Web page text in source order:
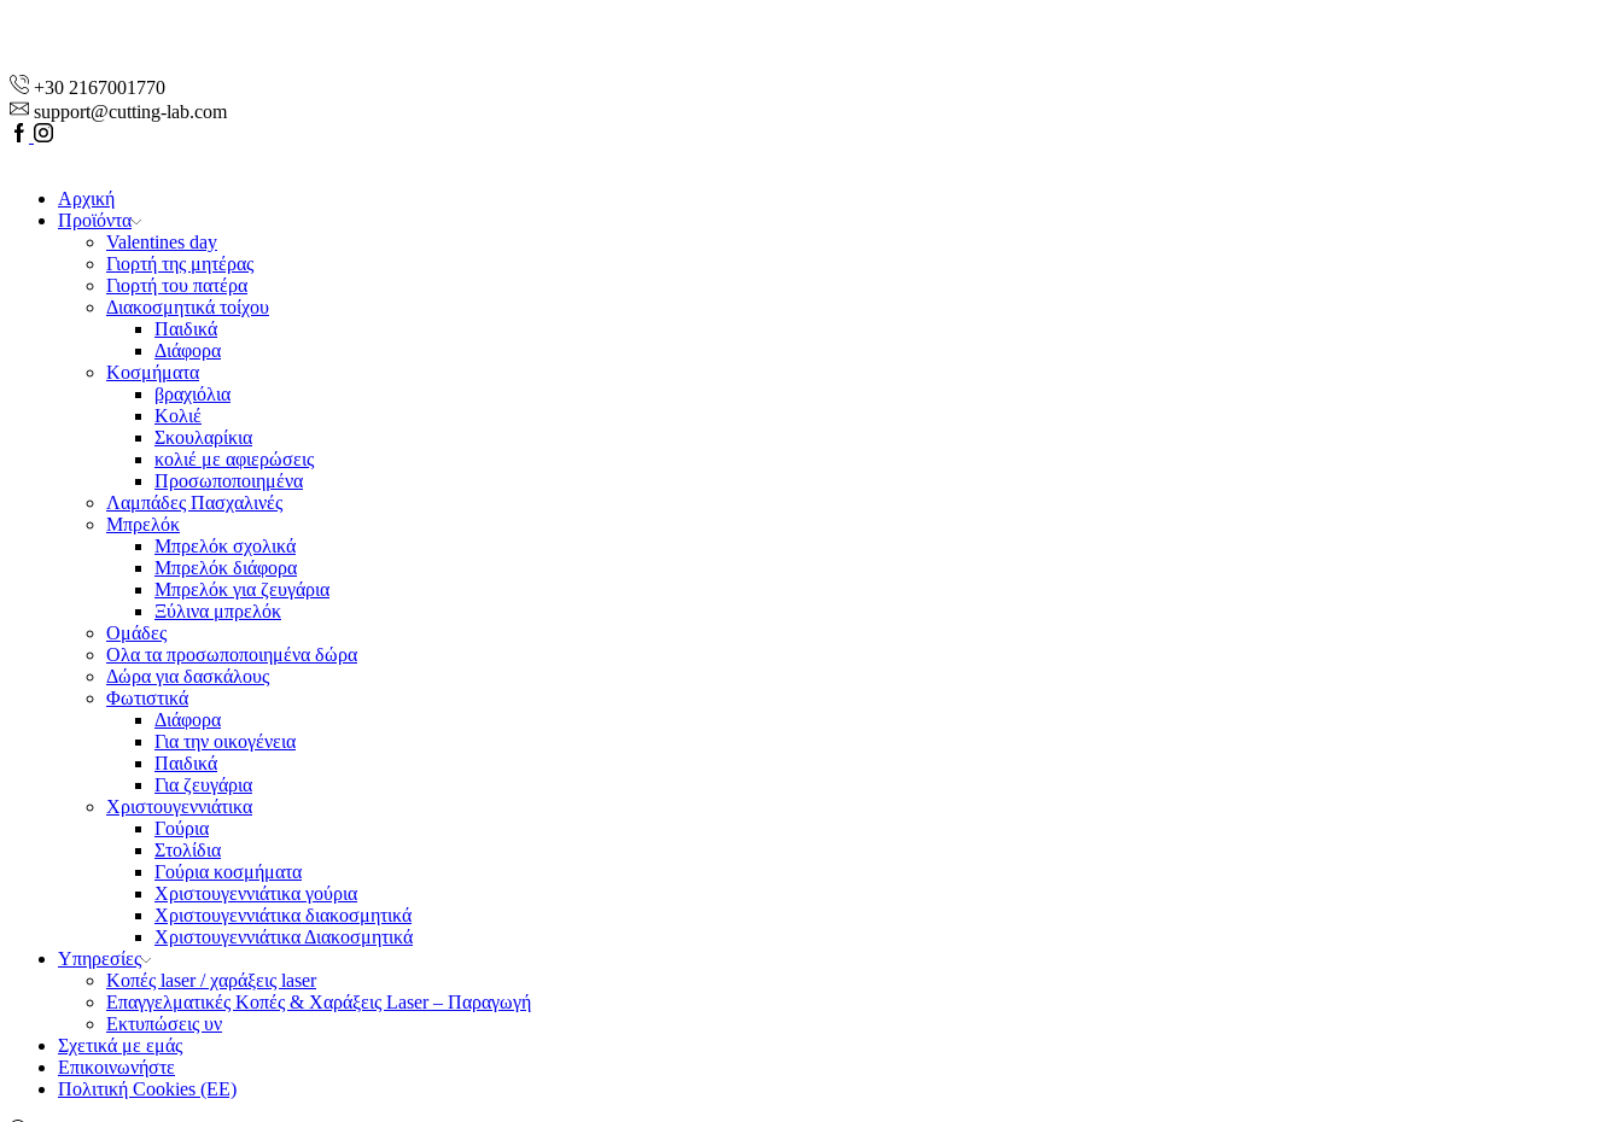
+30 2167001770
support@cutting-lab.com
Facebook
Youtube
Αρχική
Προϊόντα
Valentines day
Γιορτή της μητέρας
Γιορτή του πατέρα
Διακοσμητικά τοίχου
Παιδικά
Διάφορα
Κοσμήματα
βραχιόλια
Kολιέ
Σκουλαρίκια
κολιέ με αφιερώσεις
Προσωποποιημένα
Λαμπάδες Πασχαλινές
Μπρελόκ
Μπρελόκ σχολικά
Μπρελόκ διάφορα
Μπρελόκ για ζευγάρια
Ξύλινα μπρελόκ
Ομάδες
Ολα τα προσωποποιημένα δώρα
Δώρα για δασκάλους
Φωτιστικά
Διάφορα
Για την οικογένεια
Παιδικά
Για ζευγάρια
Χριστουγεννιάτικα
Γούρια
Στολίδια
Γούρια κοσμήματα
Χριστουγεννιάτικα γούρια
Χριστουγεννιάτικα διακοσμητικά
Χριστουγεννιάτικα Διακοσμητικά
Υπηρεσίες
Κοπές laser / χαράξεις laser
Επαγγελματικές Κοπές & Χαράξεις Laser – Παραγωγή
Εκτυπώσεις υν
Σχετικά με εμάς
Επικοινωνήστε
Πολιτική Cookies (ΕΕ)